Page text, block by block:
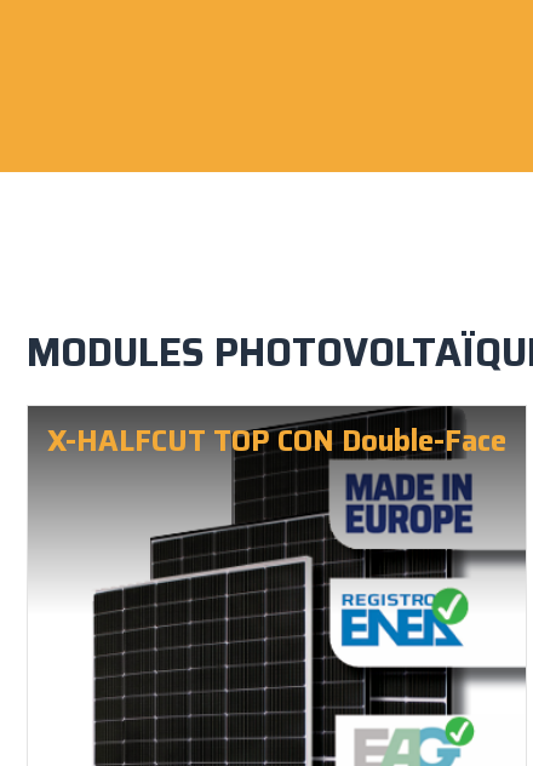
MODULES
X-HALFCUT TOP CON Double-Face